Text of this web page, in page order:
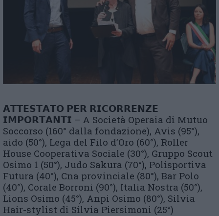
𝗔𝗧𝗧𝗘𝗦𝗧𝗔𝗧𝗢 𝗣𝗘𝗥 𝗥𝗜𝗖𝗢𝗥𝗥𝗘𝗡𝗭𝗘
𝗜𝗠𝗣𝗢𝗥𝗧𝗔𝗡𝗧𝗜 – A Società Operaia di Mutuo
Soccorso (160° dalla fondazione), Avis (95°),
aido (50°), Lega del Filo d’Oro (60°), Roller
House Cooperativa Sociale (30°), Gruppo Scout
Osimo 1 (50°), Judo Sakura (70°), Polisportiva
Futura (40°), Cna provinciale (80°), Bar Polo
(40°), Corale Borroni (90°), Italia Nostra (50°),
Lions Osimo (45°), Anpi Osimo (80°), Silvia
Hair-stylist di Silvia Piersimoni (25°)